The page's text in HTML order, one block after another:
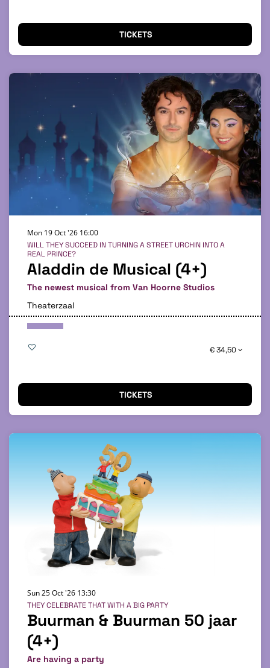
TICKETS
Aladdin de Musical (4+)
The newest musical from Van Hoorne Studios
WILL THEY SUCCEED IN TURNING A STREET URCHIN INTO A
REAL PRINCE?
Mon 19 Oct '26 16:00
Theaterzaal
€ 34,50
TICKETS
Buurman & Buurman 50 jaar
(4+)
Are having a party
THEY CELEBRATE THAT WITH A BIG PARTY
Sun 25 Oct '26 13:30